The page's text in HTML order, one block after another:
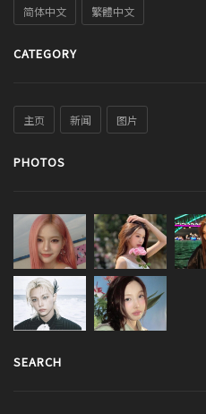
简体中文 繁體中文
CATEGORY
主页 新闻 图片
PHOTOS
SEARCH